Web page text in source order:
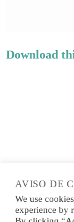
Download
AVISO DE
We use
experience by